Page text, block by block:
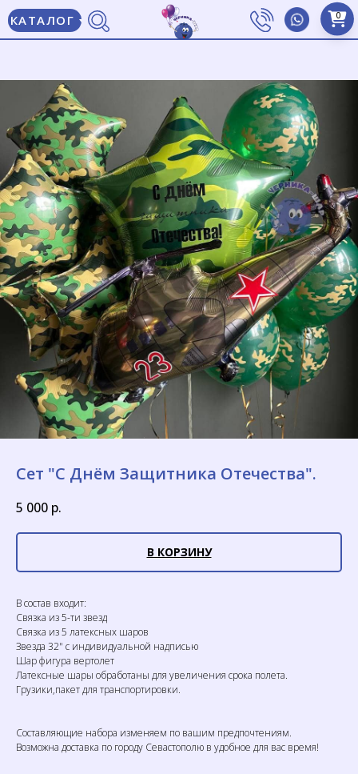
0
КАТАЛОГ
Сет "С Днём Защитника Отечества".
5 000 р.
В КОРЗИНУ
В состав входит:
Связка из 5-ти звезд
Связка из 5 латексных шаров
Звезда 32" с индивидуальной надписью
Шар фигура вертолет
Латексные шары обработаны для увеличения срока полета.
Грузики,пакет для транспортировки.
Составляющие набора изменяем по вашим предпочтениям.
Возможна доставка по городу Севастополю в удобное для вас время!